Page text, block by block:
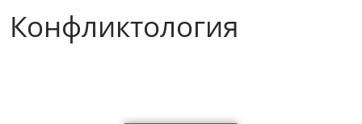
Конфликтология